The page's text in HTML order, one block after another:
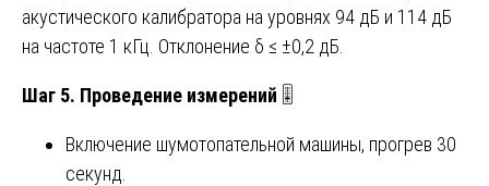
акустического калибратора на уровнях 94 дБ и 114 дБ
на частоте 1 кГц. Отклонение δ ≤ ±0,2 дБ.
Шаг 5. Проведение измерений 🎚️
Включение шумотопательной машины, прогрев 30
секунд.